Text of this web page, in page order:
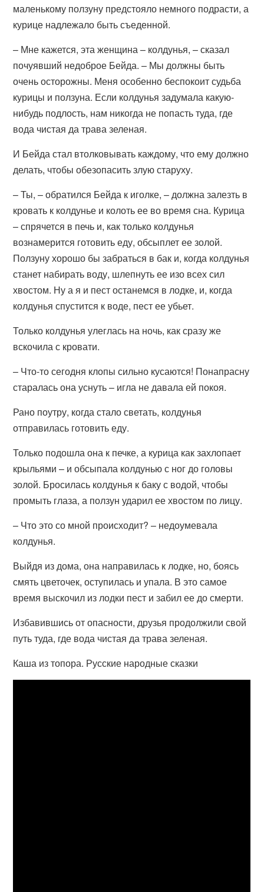
маленькому ползуну предстояло немного подрасти, а
курице надлежало быть съеденной.
– Мне кажется, эта женщина – колдунья, – сказал
почуявший недоброе Бейда. – Мы должны быть
очень осторожны. Меня особенно беспокоит судьба
курицы и ползуна. Если колдунья задумала какую-
нибудь подлость, нам никогда не попасть туда, где
вода чистая да трава зеленая.
И Бейда стал втолковывать каждому, что ему должно
делать, чтобы обезопасить злую старуху.
– Ты, – обратился Бейда к иголке, – должна залезть в
кровать к колдунье и колоть ее во время сна. Курица
– спрячется в печь и, как только колдунья
вознамерится готовить еду, обсыплет ее золой.
Ползуну хорошо бы забраться в бак и, когда колдунья
станет набирать воду, шлепнуть ее изо всех сил
хвостом. Ну а я и пест останемся в лодке, и, когда
колдунья спустится к воде, пест ее убьет.
Только колдунья улеглась на ночь, как сразу же
вскочила с кровати.
– Что-то сегодня клопы сильно кусаются! Понапрасну
старалась она уснуть – игла не давала ей покоя.
Рано поутру, когда стало светать, колдунья
отправилась готовить еду.
Только подошла она к печке, а курица как захлопает
крыльями – и обсыпала колдунью с ног до головы
золой. Бросилась колдунья к баку с водой, чтобы
промыть глаза, а ползун ударил ее хвостом по лицу.
– Что это со мной происходит? – недоумевала
колдунья.
Выйдя из дома, она направилась к лодке, но, боясь
смять цветочек, оступилась и упала. В это самое
время выскочил из лодки пест и забил ее до смерти.
Избавившись от опасности, друзья продолжили свой
путь туда, где вода чистая да трава зеленая.
Каша из топора. Русские народные сказки